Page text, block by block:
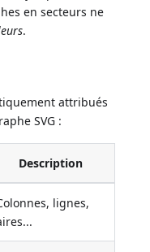
en secteurs ne
.
attribués
SVG :
Description
lignes,